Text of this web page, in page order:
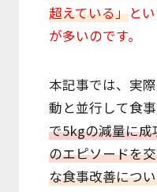
超えている」と
が多いのです。
本記事では、実
動と並行して食
で5kgの減量に成
のエピソードを
な食事改善につ